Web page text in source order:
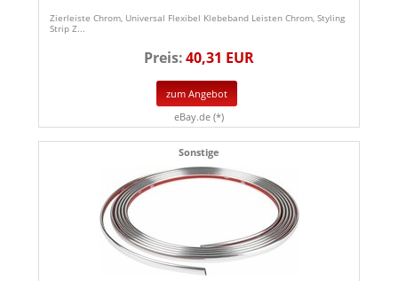
Zierleiste Chrom, Universal Flexibel Klebeband Leisten Chrom, Styling
Strip Z...
Preis:40,31 EUR
zum Angebot
eBay.de (*)
Sonstige